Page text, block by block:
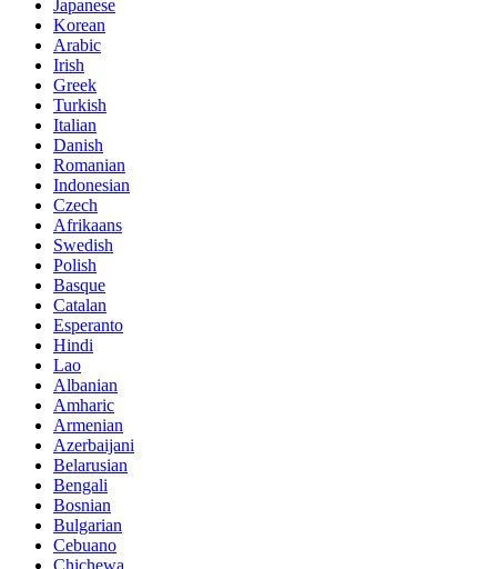
Japanese
Korean
Arabic
Irish
Greek
Turkish
Italian
Danish
Romanian
Indonesian
Czech
Afrikaans
Swedish
Polish
Basque
Catalan
Esperanto
Hindi
Lao
Albanian
Amharic
Armenian
Azerbaijani
Belarusian
Bengali
Bosnian
Bulgarian
Cebuano